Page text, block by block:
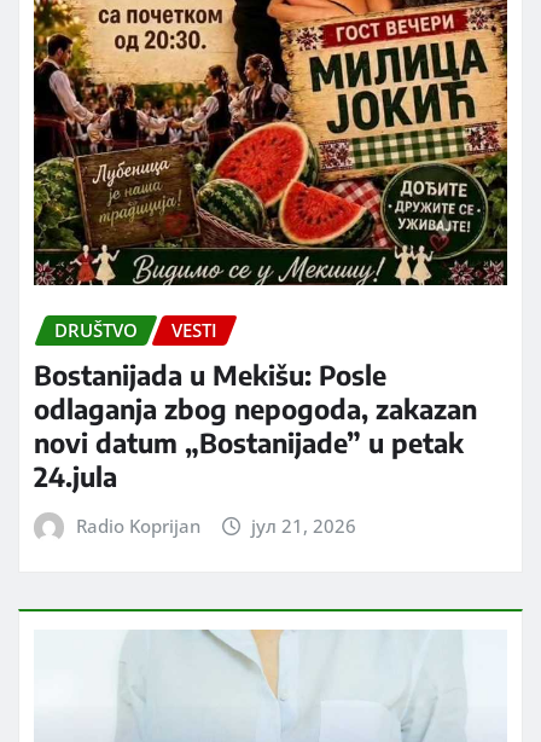
DRUŠTVO VESTI
Bostanijada u Mekišu: Posle
odlaganja zbog nepogoda, zakazan
novi datum „Bostanijade” u petak
24.jula
Radio Koprijan јул 21, 2026